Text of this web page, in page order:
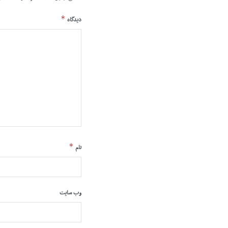
دیدگاه *
نام *
وب‌ سایت